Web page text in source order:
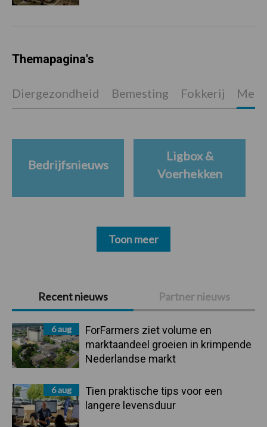
Primaire
Sidebar
Recent nieuws Partner nieuws
6 aug
ForFarmers ziet volume en
marktaandeel groeien in krimpende
Nederlandse markt
6 aug
Tien praktische tips voor een
langere levensduur
Themapagina's
Diergezondheid Bemesting Fokkerij
Bedrijfsnieuws
Ligbox &
Voerhekken
Toon meer